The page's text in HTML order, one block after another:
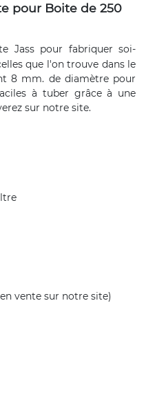
pour Boite de 250
Jass pour fabriquer soi-
que l'on trouve dans le
8 mm. de diamètre pour
à tuber grâce à une
sur notre site.
vente sur notre site)